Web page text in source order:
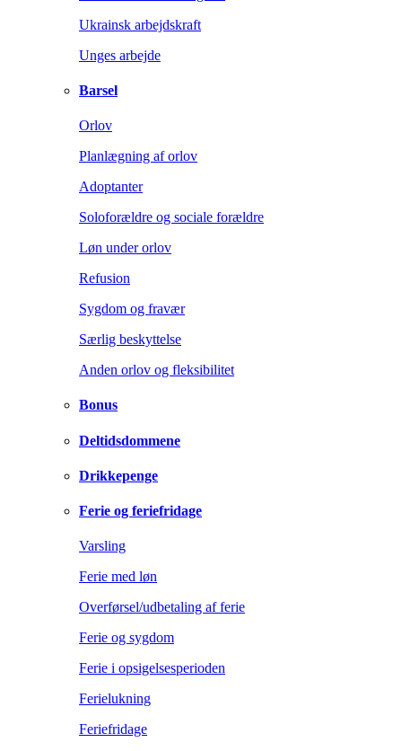
Ukrainsk arbejdskraft
Unges arbejde
Barsel
Orlov
Planlægning af orlov
Adoptanter
Soloforældre og sociale forældre
Løn under orlov
Refusion
Sygdom og fravær
Særlig beskyttelse
Anden orlov og fleksibilitet
Bonus
Deltidsdommene
Drikkepenge
Ferie og feriefridage
Varsling
Ferie med løn
Overførsel/udbetaling af ferie
Ferie og sygdom
Ferie i opsigelsesperioden
Ferielukning
Feriefridage